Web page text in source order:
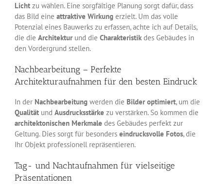
Lichtzu wählen. Eine sorgfältige Planung sorgt dafür, dass
das Bild eine attraktive Wirkungerzielt. Um das volle
Potenzial eines Bauwerks zu erfassen, achte ich auf Details,
die die Architekturund die Charakteristikdes Gebäudes in
den Vordergrund stellen.
Nachbearbeitung – Perfekte
Architekturaufnahmen für den besten Eindruck
In der Nachbearbeitungwerden die Bilder optimiert, um die
Qualitätund Ausdrucksstärke zu verstärken. So kommen die
architektonischen Merkmale des Gebäudes perfekt zur
Geltung. Dies sorgt für besonders eindrucksvolle Fotos, die
Ihr Objekt professionell repräsentieren.
Tag- und Nachtaufnahmen für vielseitige
Präsentationen